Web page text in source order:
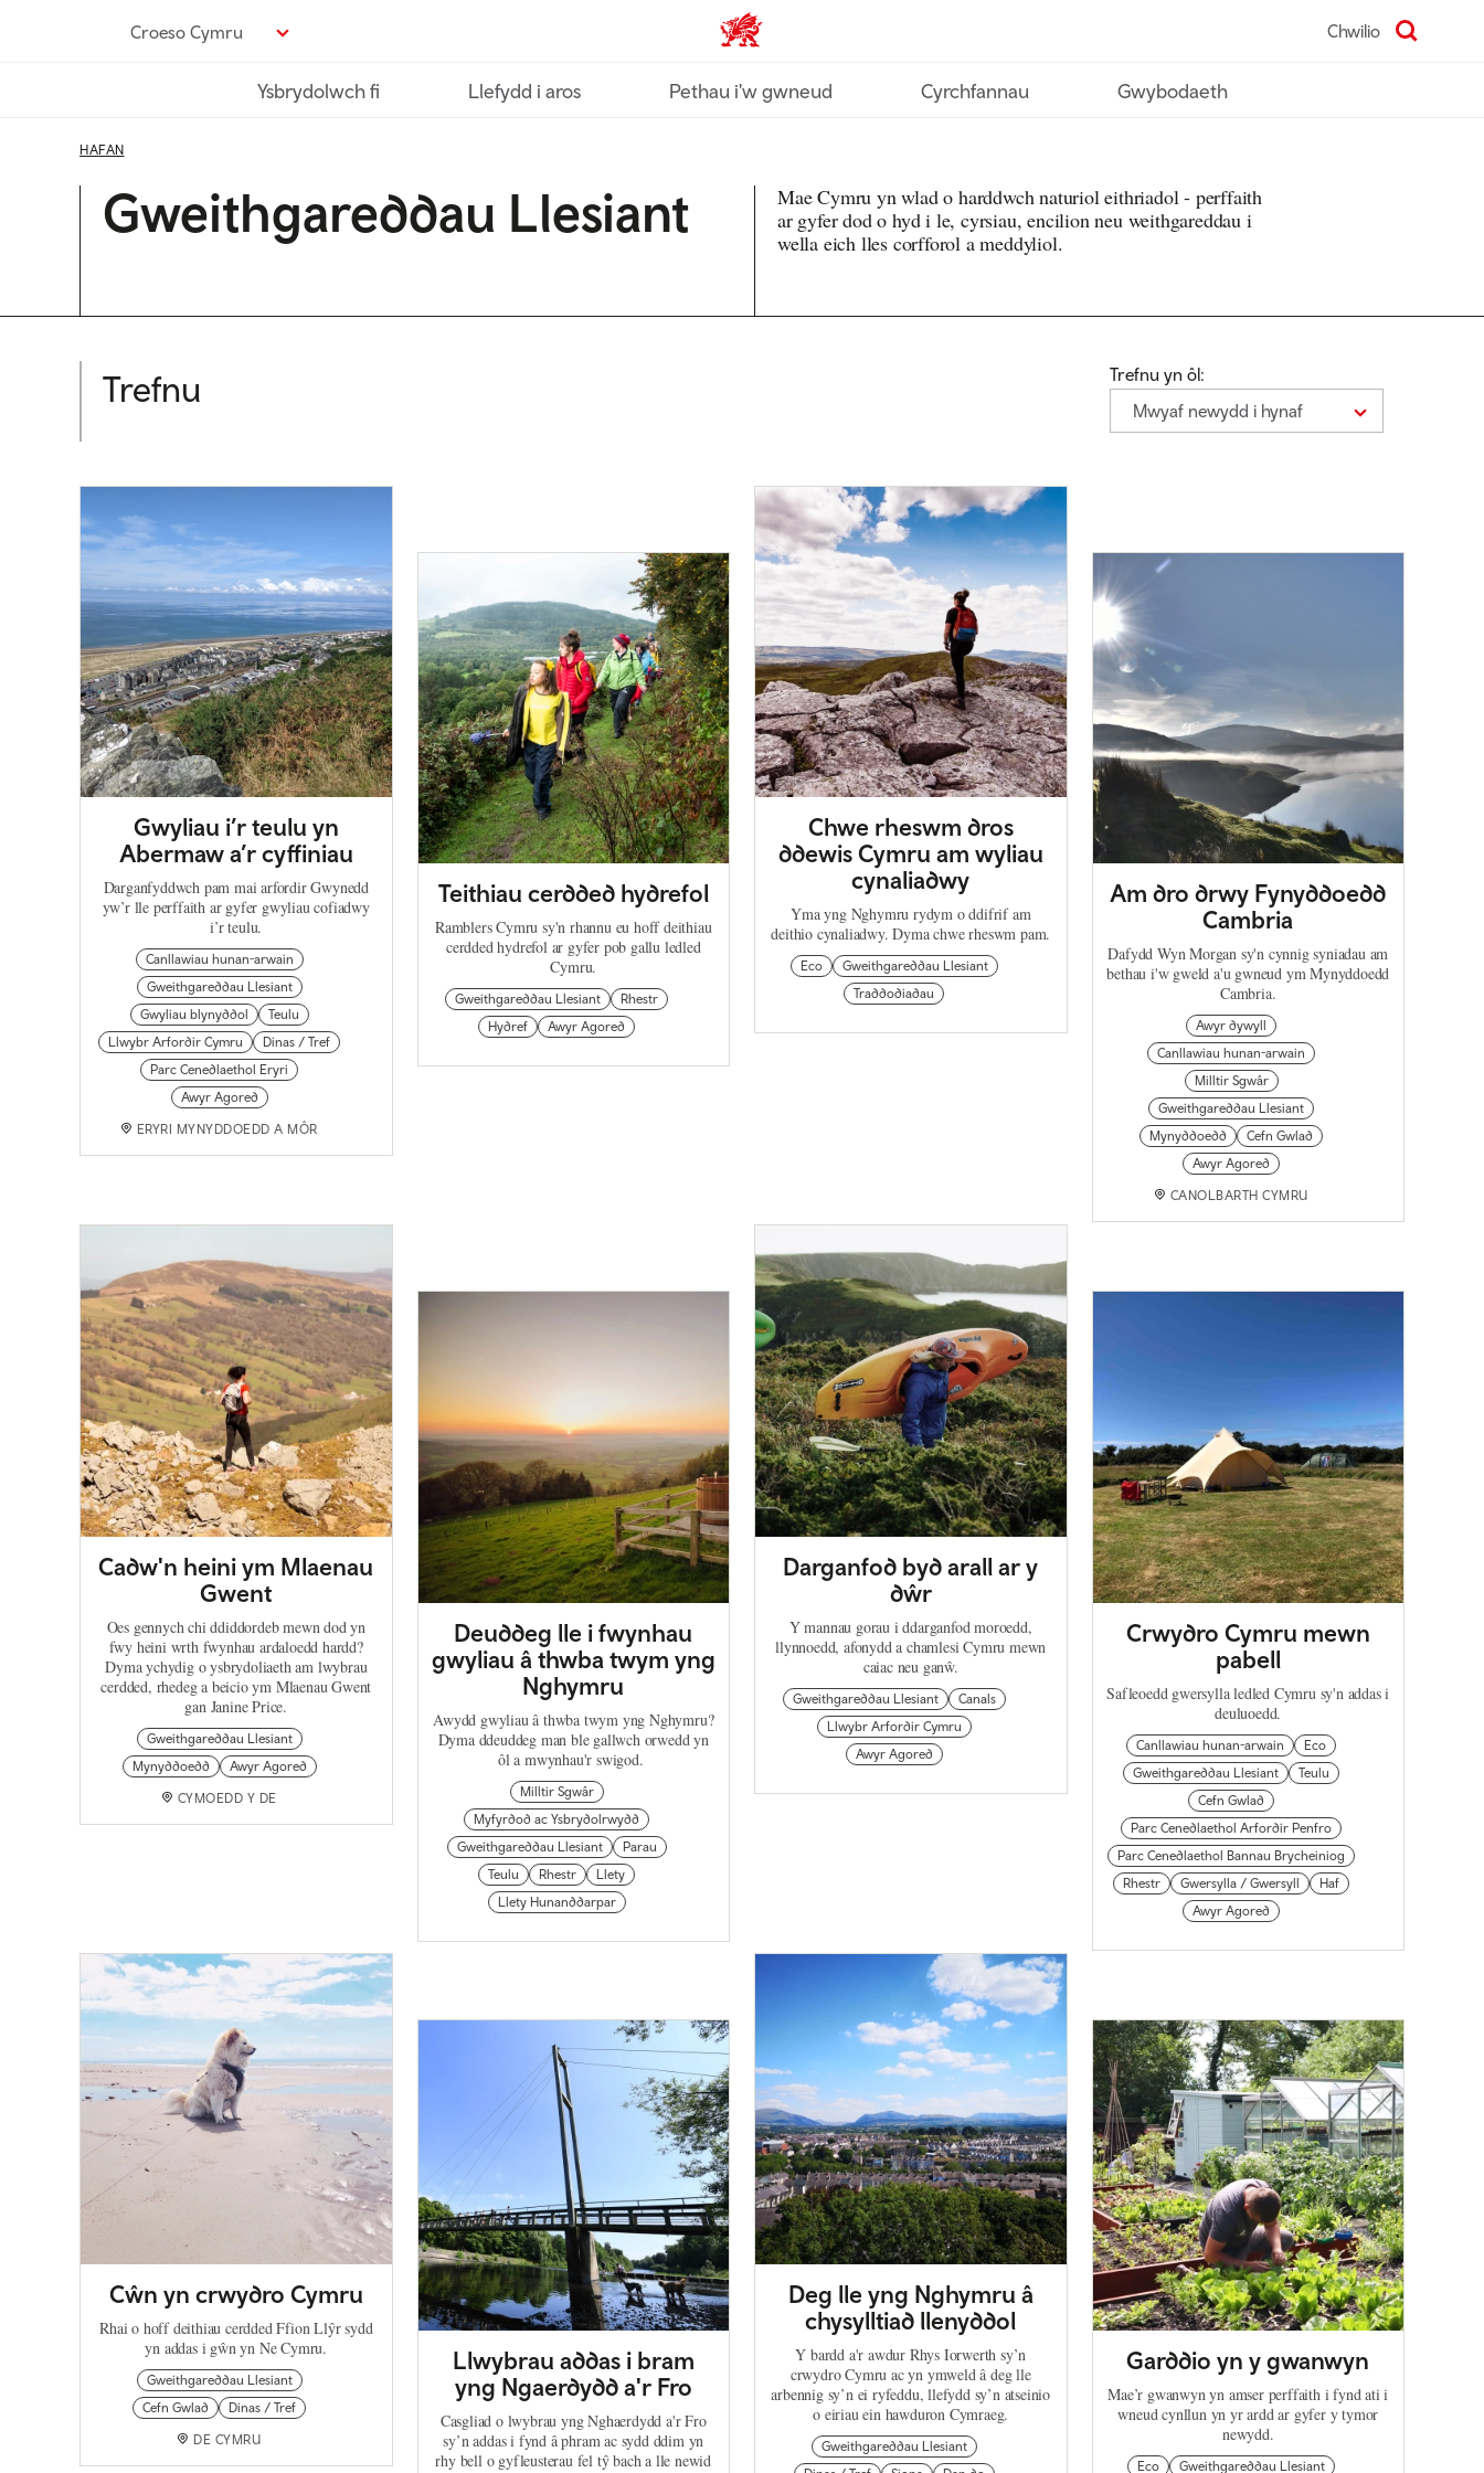
Croeso Cymru Croeso Cymru home Chwilio
Ysbrydolwch fi Llefydd i aros Pethau i'w gwneud Cyrchfannau Gwybodaeth
HAFAN
Gweithgareddau Llesiant
Mae Cymru yn wlad o harddwch naturiol eithriadol - perffaith
ar gyfer dod o hyd i le, cyrsiau, encilion neu weithgareddau i
wella eich lles corfforol a meddyliol.
Trefnu
Trefnu yn ôl:
Mwyaf newydd i hynaf
Gwyliau i’r teulu yn
Abermaw a’r cyffiniau
Darganfyddwch pam mai arfordir Gwynedd
yw’r lle perffaith ar gyfer gwyliau cofiadwy
i’r teulu.
Canllawiau hunan-arwain
Gweithgareddau Llesiant
Gwyliau blynyddol
Teulu
Llwybr Arfordir Cymru
Dinas / Tref
Parc Cenedlaethol Eryri
Awyr Agored
ERYRI MYNYDDOEDD A MÔR
Teithiau cerdded hydrefol
Ramblers Cymru sy'n rhannu eu hoff deithiau
cerdded hydrefol ar gyfer pob gallu ledled
Cymru.
Gweithgareddau Llesiant
Rhestr
Hydref
Awyr Agored
Chwe rheswm dros
ddewis Cymru am wyliau
cynaliadwy
Yma yng Nghymru rydym o ddifrif am
deithio cynaliadwy. Dyma chwe rheswm pam.
Eco
Gweithgareddau Llesiant
Traddodiadau
Am dro drwy Fynyddoedd
Cambria
Dafydd Wyn Morgan sy'n cynnig syniadau am
bethau i'w gweld a'u gwneud ym Mynyddoedd
Cambria.
Awyr dywyll
Canllawiau hunan-arwain
Milltir Sgwâr
Gweithgareddau Llesiant
Mynyddoedd
Cefn Gwlad
Awyr Agored
CANOLBARTH CYMRU
Cadw'n heini ym Mlaenau
Gwent
Oes gennych chi ddiddordeb mewn dod yn
fwy heini wrth fwynhau ardaloedd hardd?
Dyma ychydig o ysbrydoliaeth am lwybrau
cerdded, rhedeg a beicio ym Mlaenau Gwent
gan Janine Price.
Gweithgareddau Llesiant
Mynyddoedd
Awyr Agored
CYMOEDD Y DE
Deuddeg lle i fwynhau
gwyliau â thwba twym yng
Nghymru
Awydd gwyliau â thwba twym yng Nghymru?
Dyma ddeuddeg man ble gallwch orwedd yn
ôl a mwynhau'r swigod.
Milltir Sgwâr
Myfyrdod ac Ysbrydolrwydd
Gweithgareddau Llesiant
Parau
Teulu
Rhestr
Llety
Llety Hunanddarpar
Darganfod byd arall ar y
dŵr
Y mannau gorau i ddarganfod moroedd,
llynnoedd, afonydd a chamlesi Cymru mewn
caiac neu ganŵ.
Gweithgareddau Llesiant
Canals
Llwybr Arfordir Cymru
Awyr Agored
Crwydro Cymru mewn
pabell
Safleoedd gwersylla ledled Cymru sy'n addas i
deuluoedd.
Canllawiau hunan-arwain
Eco
Gweithgareddau Llesiant
Teulu
Cefn Gwlad
Parc Cenedlaethol Arfordir Penfro
Parc Cenedlaethol Bannau Brycheiniog
Rhestr
Gwersylla / Gwersyll
Haf
Awyr Agored
Cŵn yn crwydro Cymru
Rhai o hoff deithiau cerdded Ffion Llŷr sydd
yn addas i gŵn yn Ne Cymru.
Gweithgareddau Llesiant
Cefn Gwlad
Dinas / Tref
DE CYMRU
Llwybrau addas i bram
yng Ngaerdydd a'r Fro
Casgliad o lwybrau yng Nghaerdydd a'r Fro
sy’n addas i fynd â phram ac sydd ddim yn
rhy bell o gyfleusterau fel tŷ bach a lle newid
Deg lle yng Nghymru â
chysylltiad llenyddol
Y bardd a'r awdur Rhys Iorwerth sy’n
crwydro Cymru ac yn ymweld â deg lle
arbennig sy’n ei ryfeddu, llefydd sy’n atseinio
o eiriau ein hawduron Cymraeg.
Gweithgareddau Llesiant
Garddio yn y gwanwyn
Mae’r gwanwyn yn amser perffaith i fynd ati i
wneud cynllun yn yr ardd ar gyfer y tymor
newydd.
Eco
Gweithgareddau Llesiant